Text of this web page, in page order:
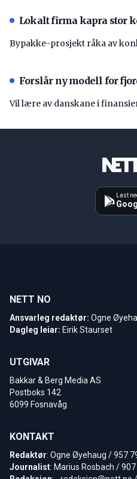
Lokalt firma kapra stor
Bypakke-prosjekt råka av
Forslår ny modell for
Vil lære av danskane i
Last
NETT NO
Ansvarleg redaktør: Ogne
Dagleg leiar: Eirik Staurset
UTGIVAR
Bakkar & Berg Media AS
Postboks 142
6099 Fosnavåg
KONTAKT
Redaktør: Ogne Øyehaug / 957
Journalist: Marius Rosbach /